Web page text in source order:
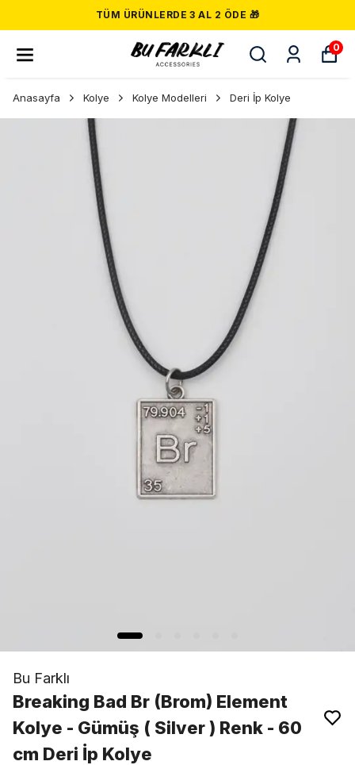
TÜM ÜRÜNLERDE 3 AL 2 ÖDE 🎁
0
Anasayfa Kolye Kolye Modelleri Deri İp Kolye
Bu Farklı
Breaking Bad Br (Brom) Element
Kolye - Gümüş ( Silver ) Renk - 60
cm Deri İp Kolye